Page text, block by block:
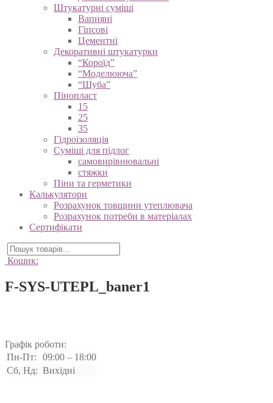
Штукатурні суміші
Вапняні
Гіпсові
Цементні
Декоративні штукатурки
“Короїд”
“Моделююча”
“Шуба”
Пінопласт
15
25
35
Гідроізоляція
Суміші для підлог
самовирівнювальні
стяжки
Піни та герметики
Калькулятори
Розрахунок товщини утеплювача
Розрахунок потреби в матеріалах
Сертифікати
Кошик:
F-SYS-UTEPL_baner1
Графік роботи:
Пн-Пт:
09:00 – 18:00
Сб, Нд: Вихідні